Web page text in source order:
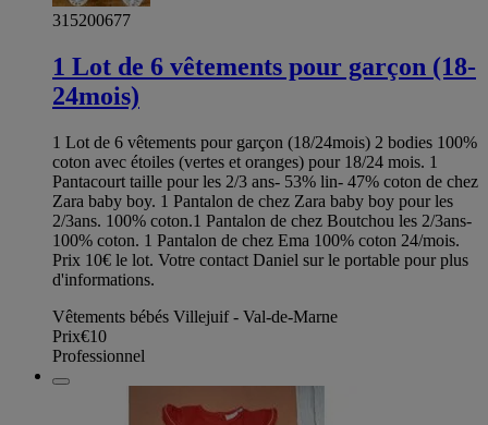
315200677
1 Lot de 6 vêtements pour garçon (18-
24mois)
1 Lot de 6 vêtements pour garçon (18/24mois) 2 bodies 100%
coton avec étoiles (vertes et oranges) pour 18/24 mois. 1
Pantacourt taille pour les 2/3 ans- 53% lin- 47% coton de chez
Zara baby boy. 1 Pantalon de chez Zara baby boy pour les
2/3ans. 100% coton.1 Pantalon de chez Boutchou les 2/3ans-
100% coton. 1 Pantalon de chez Ema 100% coton 24/mois.
Prix 10€ le lot. Votre contact Daniel sur le portable pour plus
d'informations.
Vêtements bébés Villejuif - Val-de-Marne
Prix€10
Professionnel